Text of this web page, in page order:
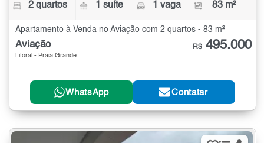
2 quartos 1 suíte 1 vaga 83 m²
Apartamento à Venda no Aviação com 2 quartos - 83 m²
Aviação
Litoral - Praia Grande
R$ 495.000
WhatsApp Contatar